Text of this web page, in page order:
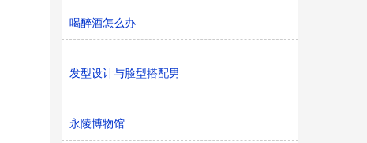
喝醉酒怎么办
发型设计与脸型搭配男
永陵博物馆